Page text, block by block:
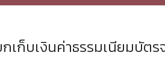
เก็บเงินค่าธรรมเนียมบัตร